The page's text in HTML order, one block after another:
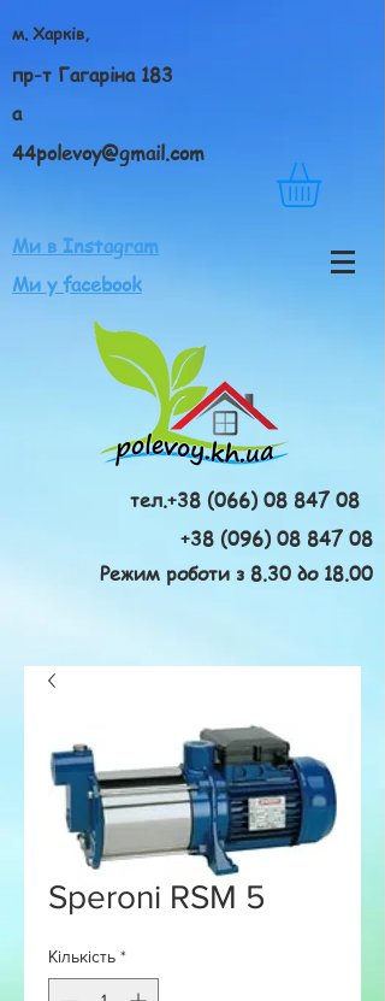
м. Харків,
пр-т Гагаріна 183
а
44polevoy@gmail.com
Ми в Instagram
Ми у facebook
тел.+38 (066) 08 847 08
+38 (096) 08 847 08
Режим роботи з 8.30 до 18.00
Speroni RSM 5
Кількість *